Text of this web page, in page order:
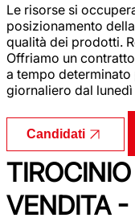
Le risorse si
posizionamento
qualità dei prodotti.
Offriamo un
a tempo determinato
giornaliero dal
Candidati
VENDITA